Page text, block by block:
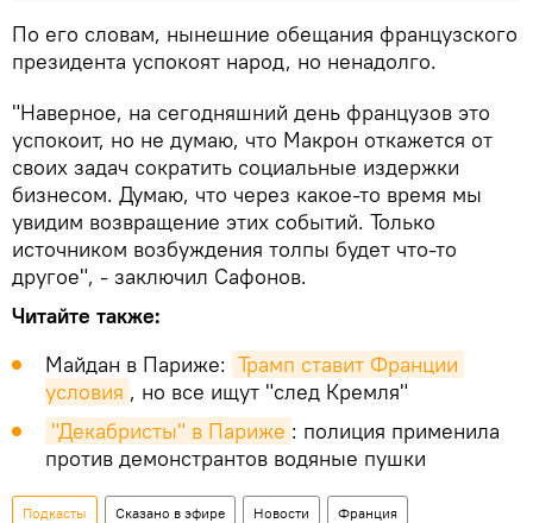
По его словам, нынешние обещания французского
президента успокоят народ, но ненадолго.
"Наверное, на сегодняшний день французов это
успокоит, но не думаю, что Макрон откажется от
своих задач сократить социальные издержки
бизнесом. Думаю, что через какое-то время мы
увидим возвращение этих событий. Только
источником возбуждения толпы будет что-то
другое", - заключил Сафонов.
Читайте также:
Майдан в Париже: Трамп ставит Франции
условия , но все ищут "след Кремля"
"Декабристы" в Париже : полиция применила
против демонстрантов водяные пушки
Подкасты Сказано в эфире Новости Франция